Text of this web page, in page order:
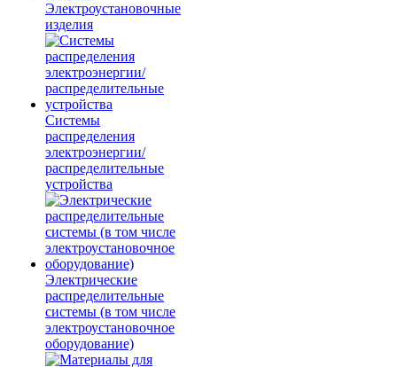
Электроустановочные
изделия
Системы
распределения
электроэнергии/
распределительные
устройства
Электрические
распределительные
системы (в том числе
электроустановочное
оборудование)